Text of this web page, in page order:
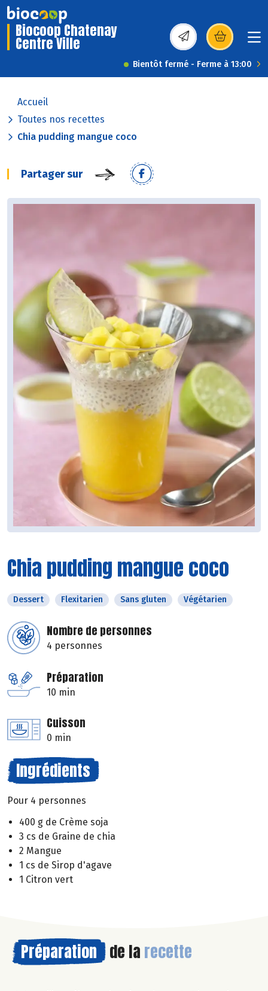
Biocoop Chatenay
Centre Ville (s’ouvre dans une
Bientôt fermé - Ferme à 13:00
Accueil
Toutes nos recettes
Chia pudding mangue coco
Partager sur
Chia pudding mangue coco
Dessert Flexitarien Sans gluten Végétarien
Nombre de personnes
4 personnes
Préparation
10 min
Cuisson
0 min
Ingrédients
Pour 4 personnes
400 g de Crème soja
3 cs de Graine de chia
2 Mangue
1 cs de Sirop d'agave
1 Citron vert
Préparation de la recette